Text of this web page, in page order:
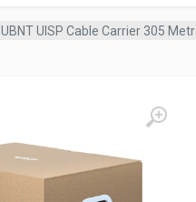
UBNT UISP Cable Carrier 305